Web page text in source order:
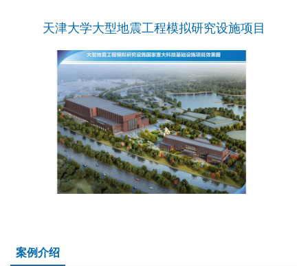
天津大学大型地震工程模拟研究设施项目
案例介绍